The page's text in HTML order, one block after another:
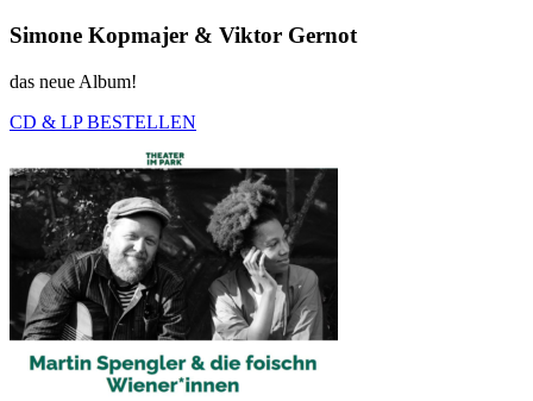
Simone Kopmajer & Viktor Gernot
das neue Album!
CD & LP BESTELLEN